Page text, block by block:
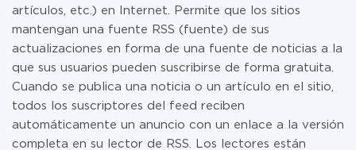
artículos, etc.) en Internet. Permite que los sitios
mantengan una fuente RSS (fuente) de sus
actualizaciones en forma de una fuente de noticias a la
que sus usuarios pueden suscribirse de forma gratuita.
Cuando se publica una noticia o un artículo en el sitio,
todos los suscriptores del feed reciben
automáticamente un anuncio con un enlace a la versión
completa en su lector de RSS. Los lectores están